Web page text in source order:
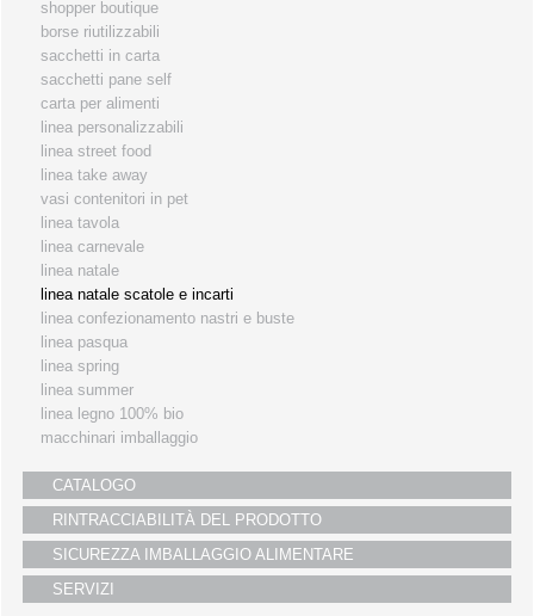
i partners
servizio clienti
fiere
shopper boutique
borse riutilizzabili
sacchetti in carta
sacchetti pane self
carta per alimenti
linea personalizzabili
linea street food
linea take away
vasi contenitori in pet
linea tavola
linea carnevale
linea natale
linea natale scatole e incarti
linea confezionamento nastri e buste
linea pasqua
linea spring
linea summer
linea legno 100% bio
macchinari imballaggio
CATALOGO
RINTRACCIABILITÀ DEL PRODOTTO
SICUREZZA IMBALLAGGIO ALIMENTARE
SERVIZI